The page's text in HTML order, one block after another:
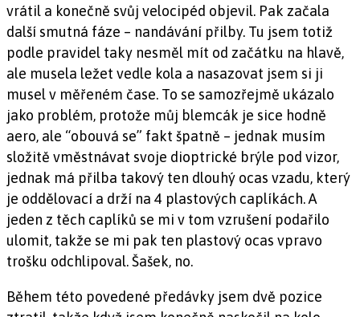
vrátil a konečně svůj velocipéd objevil. Pak začala
další smutná fáze – nandávání přilby. Tu jsem totiž
podle pravidel taky nesměl mít od začátku na hlavě,
ale musela ležet vedle kola a nasazovat jsem si ji
musel v měřeném čase. To se samozřejmě ukázalo
jako problém, protože můj blemcák je sice hodně
aero, ale “obouvá se” fakt špatně – jednak musím
složitě vměstnávat svoje dioptrické brýle pod vizor,
jednak má přilba takový ten dlouhý ocas vzadu, který
je oddělovací a drží na 4 plastových caplíkách. A
jeden z těch caplíků se mi v tom vzrušení podařilo
ulomit, takže se mi pak ten plastový ocas vpravo
trošku odchlipoval. Šašek, no.
Během této povedené předávky jsem dvě pozice